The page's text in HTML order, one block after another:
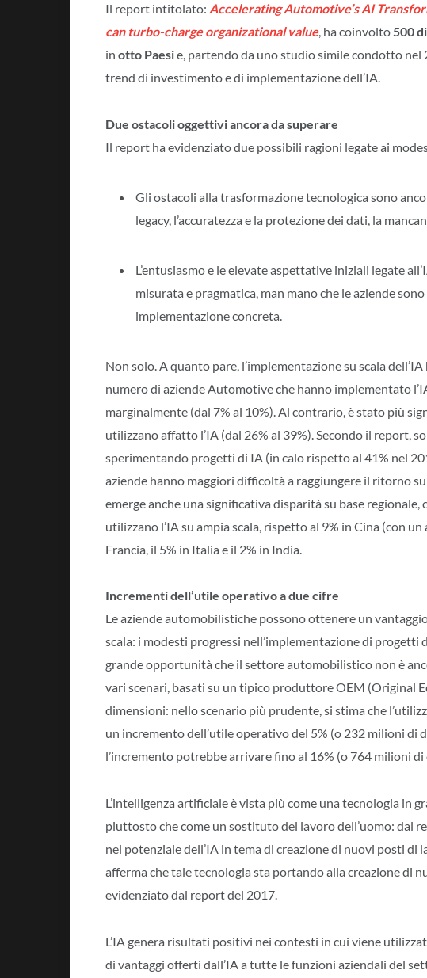
Il report intitolato: Accelerating Automotive’s AI
can turbo-charge organizational value, ha coinvolto500
in otto Paesie, partendo da uno studio simile condotto
trend di investimento e di implementazione dell’IA.
Due ostacoli oggettivi ancora da superare
Il report ha evidenziato due possibili ragioni legate ai
Gli ostacoli alla trasformazione tecnologica sono
legacy, l’accuratezza e la protezione dei dati, la
L’entusiasmo e le elevate aspettative iniziali legate
misurata e pragmatica, man mano che le aziende
implementazione concreta.
Non solo. A quanto pare, l’implementazione su scala
numero di aziende Automotive che hanno implementato
marginalmente (dal 7% al 10%). Al contrario, è stato più
utilizzano affatto l’IA (dal 26% al 39%). Secondo il report,
sperimentando progetti di IA (in calo rispetto al 41% nel
aziende hanno maggiori difficoltà a raggiungere il ritorno
emerge anche una significativa disparità su base
utilizzano l’IA su ampia scala, rispetto al 9% in Cina (con
Francia, il 5% in Italia e il 2% in India.
Incrementi dell’utile operativo a due cifre
Le aziende automobilistiche possono ottenere un
scala: i modesti progressi nell’implementazione di progetti
grande opportunità che il settore automobilistico non è
vari scenari, basati su un tipico produttore OEM (Original
dimensioni: nello scenario più prudente, si stima che
un incremento dell’utile operativo del 5% (o 232 milioni
l’incremento potrebbe arrivare fino al 16% (o 764 milioni
L’intelligenza artificiale è vista più come una tecnologia in
piuttosto che come un sostituto del lavoro dell’uomo: dal
nel potenziale dell’IA in tema di creazione di nuovi posti di
afferma che tale tecnologia sta portando alla creazione di
evidenziato dal report del 2017.
L’IA genera risultati positivi nei contesti in cui viene
di vantaggi offerti dall’IA a tutte le funzioni aziendali del